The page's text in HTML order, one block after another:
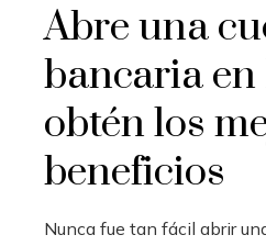
Abre una
bancaria
obtén los
beneficios
Nunca fue tan fácil abrir